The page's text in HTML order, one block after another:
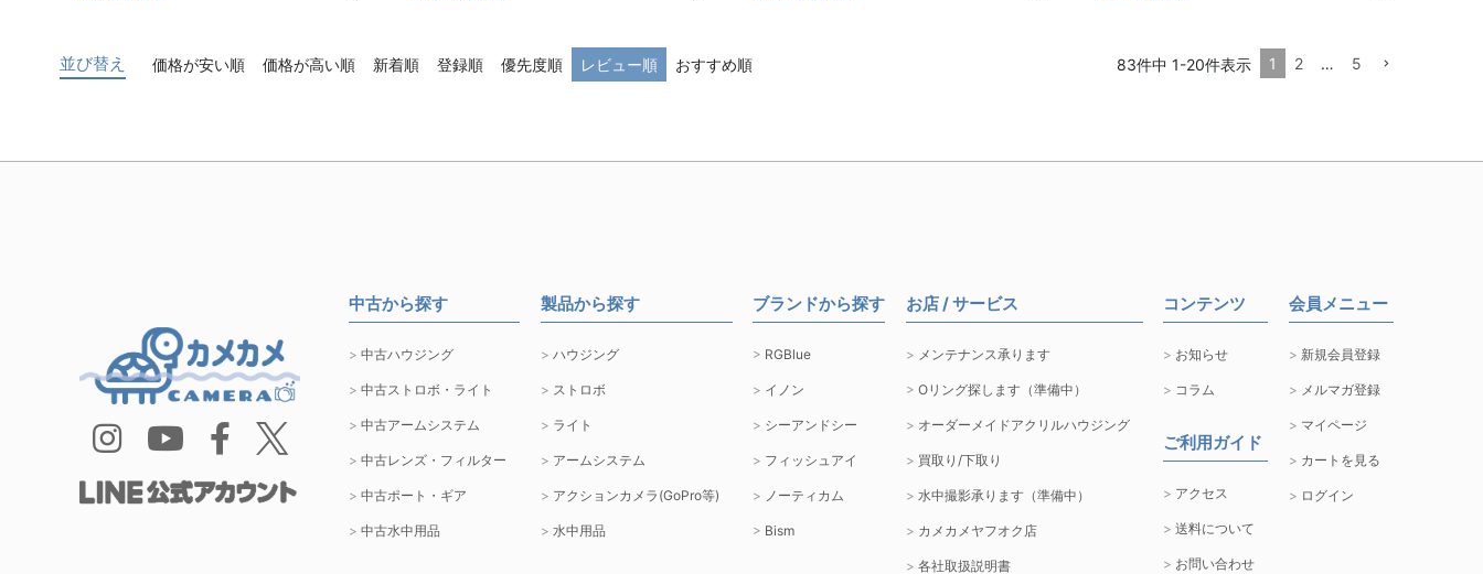
並び替え 価格が安い順 価格が高い順 新着順 登録順 優先度順 レビュー順 おすすめ順 83件中 1-20件表示 1 2 … 5
中古から探す
中古ハウジング
中古ストロボ・ライト
中古アームシステム
中古レンズ・フィルター
中古ポート・ギア
中古水中用品
製品から探す
ハウジング
ストロボ
ライト
アームシステム
アクションカメラ(GoPro等)
水中用品
ブランドから探す
RGBlue
イノン
シーアンドシー
フィッシュアイ
ノーティカム
Bism
お店 / サービス
メンテナンス承ります
Oリング探します（準備中）
オーダーメイドアクリルハウジング
買取り/下取り
水中撮影承ります（準備中）
カメカメヤフオク店
各社取扱説明書
コンテンツ
お知らせ
コラム
ご利用ガイド
アクセス
送料について
お問い合わせ
会員メニュー
新規会員登録
メルマガ登録
マイページ
カートを見る
ログイン